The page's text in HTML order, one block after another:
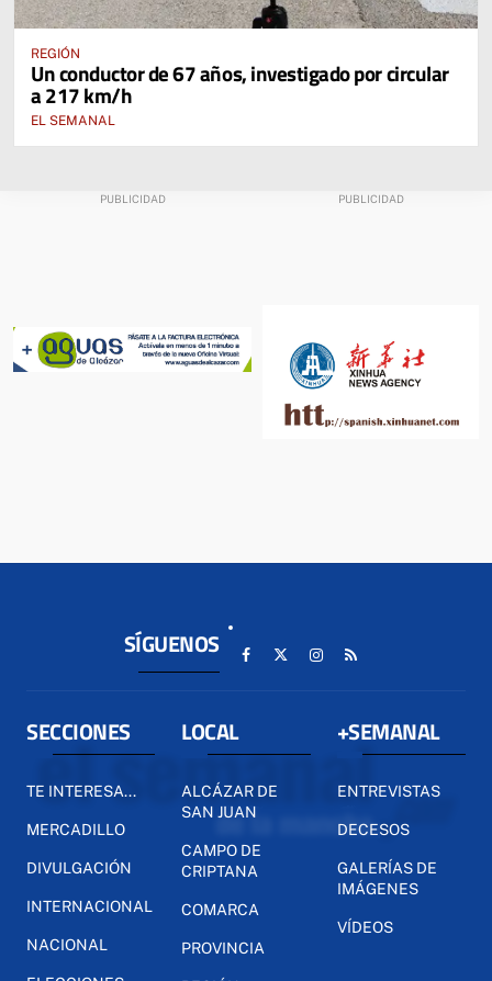
REGIÓN
Un conductor de 67 años, investigado por circular
a 217 km/h
EL SEMANAL
SÍGUENOS
SECCIONES
TE INTERESA...
MERCADILLO
DIVULGACIÓN
INTERNACIONAL
NACIONAL
LOCAL
ALCÁZAR DE
SAN JUAN
CAMPO DE
CRIPTANA
COMARCA
PROVINCIA
+SEMANAL
ENTREVISTAS
DECESOS
GALERÍAS DE
IMÁGENES
VÍDEOS